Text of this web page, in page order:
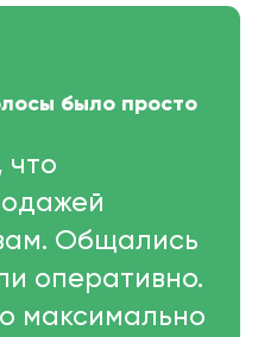
было просто
что
Общались
оперативно.
максимально